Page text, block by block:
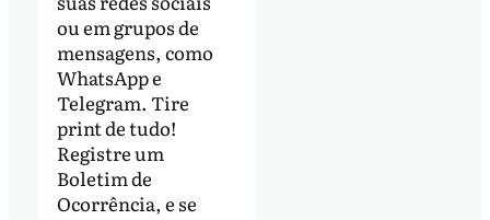
ou em grupos de
mensagens, como
WhatsApp e
Telegram. Tire
print de tudo!
Registre um
Boletim de
Ocorrência, e se